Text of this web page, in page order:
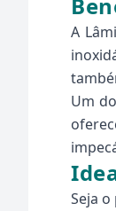
A
Um
Seja